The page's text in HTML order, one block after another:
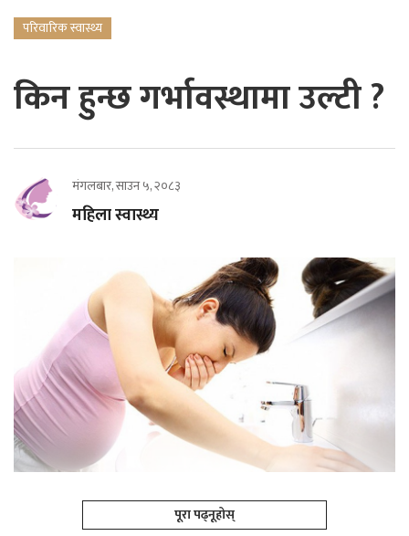
परिवारिक स्वास्थ्य
किन हुन्छ गर्भावस्थामा उल्टी ?
मंगलबार, साउन ५, २०८३
महिला स्वास्थ्य
पूरा पढ्नूहोस्